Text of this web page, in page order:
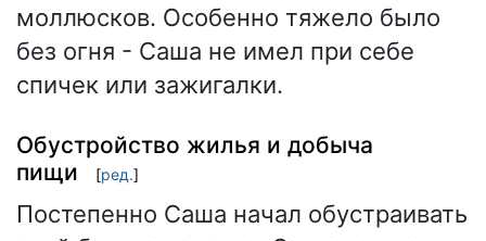
моллюсков. Особенно тяжело было
без огня - Саша не имел при себе
спичек или зажигалки.
Обустройство жилья и добыча
пищи
[ред.]
Постепенно Саша начал обустраивать